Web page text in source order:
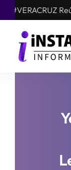
Skip
to
content
Reúne
Mundo